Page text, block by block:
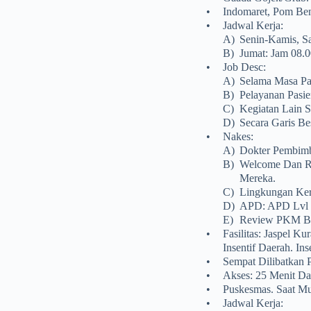
•
Indomaret, Pom
•
Jadwal Kerja:
A) Senin-Kamis,
B) Jumat: Jam
•
Job Desc:
A) Selama Masa
B) Pelayanan
C) Kegiatan Lain
D) Secara Garis
•
Nakes:
A) Dokter
B) Welcome Dan
Mereka.
C) Lingkungan
D) APD: APD Lvl
E) Review PKM
•
Fasilitas: Jaspel
Insentif Daerah.
•
Sempat Dilibatkan
•
Akses: 25 Menit
•
Puskesmas. Saat
•
Jadwal Kerja: